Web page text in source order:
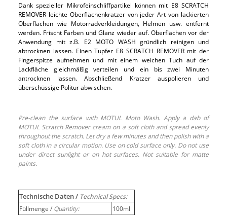
Dank spezieller Mikrofeinschliffpartikel können mit E8 SCRATCH
REMOVER leichte Oberflächenkratzer von jeder Art von lackierten
Oberflächen wie Motorradverkleidungen, Helmen usw. entfernt
werden. Frischt Farben und Glanz wieder auf. Oberflächen vor der
Anwendung mit z.B. E2 MOTO WASH gründlich reinigen und
abtrocknen lassen. Einen Tupfer E8 SCRATCH REMOVER mit der
Fingerspitze aufnehmen und mit einem weichen Tuch auf der
Lackfläche gleichmäßig verteilen und ein bis zwei Minuten
antrocknen lassen. Abschließend Kratzer auspolieren und
überschüssige Politur abwischen.
Pre-clean the surface with MOTUL Moto Wash. Apply a dab of
MOTUL Scratch Remover cream on a soft cloth and spread evenly
throughout the scratch. Let dry a few minutes and then polish with a
soft cloth in a circular motion. Use on cold surface only. Do not use
under direct sunlight or on hot surfaces. Not suitable for matte
paints.
Technische Daten / Technical Specs:
Füllmenge / Quantity: 100ml